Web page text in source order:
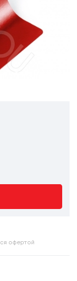
офертой